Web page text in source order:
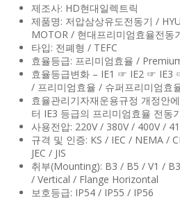
제조사: HD현대일렉트릭
제품명: 저압삼상유도전동기 /
MOTOR / 현대프리미엄효율전동
타입: 전폐형 / TEFC
효율등급: 프리미엄효율 /
효율등급변화 – IE1 ☞ IE2 ☞ IE3
/ 프리미엄효율 / 슈퍼프리미엄효
효율관리기자재운용규정 개정안
터 IE3 등급의 프리미엄효율 전동
사용전압: 220V / 380V / 400V /
규격 및 인증: KS / IEC / NEMA /
JEC / JIS
취부(Mounting): B3 / B5 / V1 /
/ Vertical / Flange Horizontal
보호등급: IP54 / IP55 / IP56